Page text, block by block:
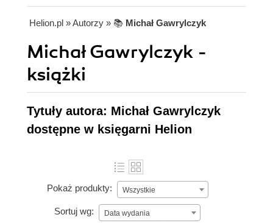
Helion.pl » Autorzy » 📚 Michał Gawrylczyk
Michał Gawrylczyk -
książki
Tytuły autora: Michał Gawrylczyk
dostępne w księgarni Helion
Pokaż produkty: Wszystkie
Sortuj wg: Data wydania